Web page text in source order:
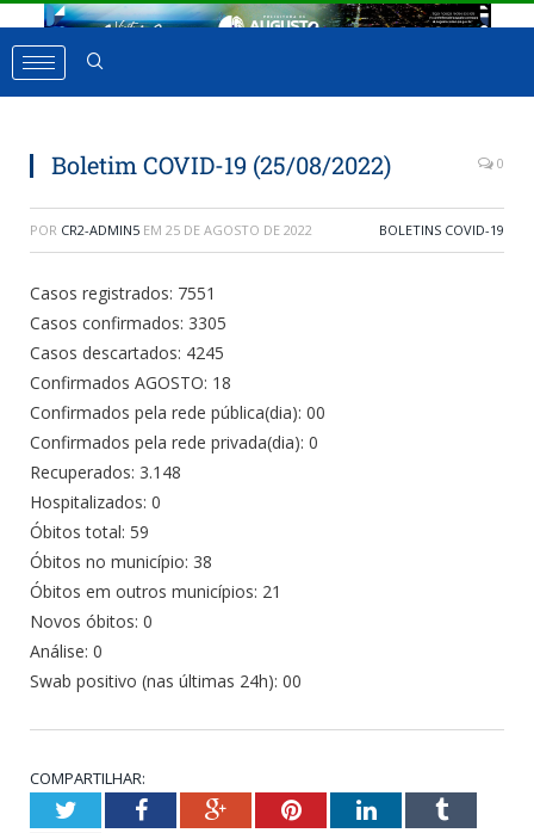
Boletim COVID-19 (25/08/2022) 0
POR CR2-ADMIN5 EM 25 DE AGOSTO DE 2022 BOLETINS COVID-19
Casos registrados: 7551
Casos confirmados: 3305
Casos descartados: 4245
Confirmados AGOSTO: 18
Confirmados pela rede pública(dia): 00
Confirmados pela rede privada(dia): 0
Recuperados: 3.148
Hospitalizados: 0
Óbitos total: 59
Óbitos no município: 38
Óbitos em outros municípios: 21
Novos óbitos: 0
Análise: 0
Swab positivo (nas últimas 24h): 00
COMPARTILHAR:
TwitterFacebookGoogle+Pinterest
LinkedIn